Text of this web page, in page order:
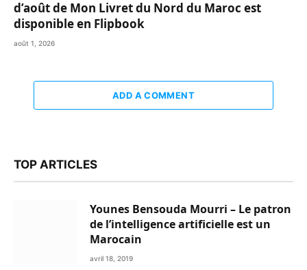
d’août de Mon Livret du Nord du Maroc est
disponible en Flipbook
août 1, 2026
ADD A COMMENT
TOP ARTICLES
Younes Bensouda Mourri – Le patron
de l’intelligence artificielle est un
Marocain
avril 18, 2019